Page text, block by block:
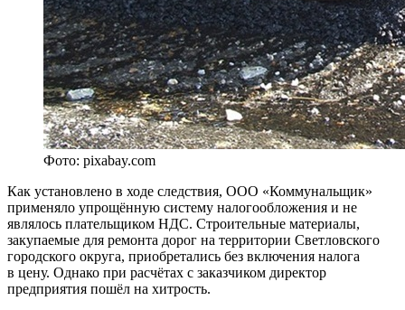
Фото: pixabay.com
Как установлено в ходе следствия, ООО «Коммунальщик»
применяло упрощённую систему налогообложения и не
являлось плательщиком НДС. Строительные материалы,
закупаемые для ремонта дорог на территории Светловского
городского округа, приобретались без включения налога
в цену. Однако при расчётах с заказчиком директор
предприятия пошёл на хитрость.